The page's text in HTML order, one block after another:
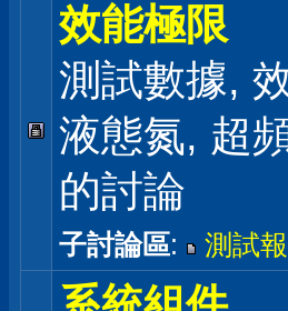
效能極限
測試數據,
液態氮, 超
的討論
子討論區: 測試